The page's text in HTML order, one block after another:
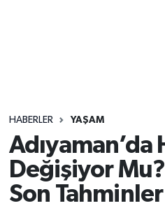
HABERLER YAŞAM
Adıyaman’da
Değişiyor
Son Tahminler
Yaşam